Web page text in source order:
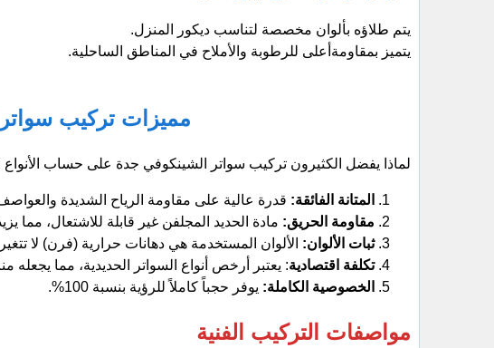
​يتم طلاؤه بألوان مخصصة لتناسب ديكور المنزل.
​يتميز بمقاومةأعلى للرطوبة والأملاح في المناطق الساحلية.
مميزات تركيب
​لماذا يفضل الكثيرون تركيب سواتر الشينكوفي جدة على حساب الأنواع
المتانة الفائقة: قدرة عالية على مقاومة الرياح الشديدة
مقاومة الحريق: مادة الحديد المجلفن غير قابلة للاشتعال، مما
ثبات الألوان: الألوان المستخدمة هي دهانات حرارية (فرن) لا
تكلفة اقتصادية: يعتبر أرخص أنواع السواتر الحديدية، مما يجعله
الخصوصية الكاملة: يوفر حجباً كاملاً للرؤية بنسبة 100%.
مواصفات التركيب الفنية